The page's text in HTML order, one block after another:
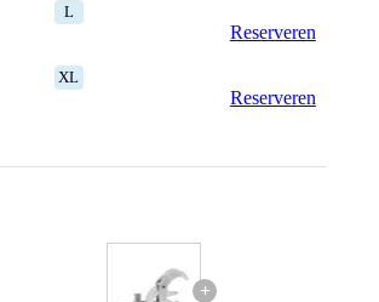
L
Reserveren
XL
Reserveren
+